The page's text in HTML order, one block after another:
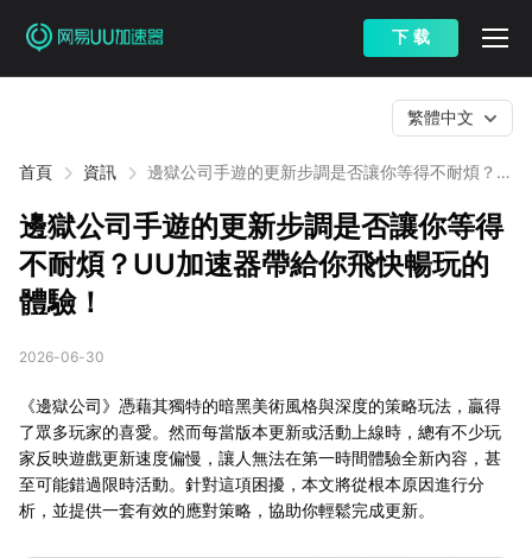
下 载
首頁 資訊
邊獄公司手遊的更新步調是否讓你等得不耐煩？
繁體中文
邊獄公司手遊的更新步調是否讓你等得
不耐煩？UU加速器帶給你飛快暢玩的
體驗！
2026-06-30
《邊獄公司》憑藉其獨特的暗黑美術風格與深度的策略玩法，贏得
了眾多玩家的喜愛。然而每當版本更新或活動上線時，總有不少玩
家反映遊戲更新速度偏慢，讓人無法在第一時間體驗全新內容，甚
至可能錯過限時活動。針對這項困擾，本文將從根本原因進行分
析，並提供一套有效的應對策略，協助你輕鬆完成更新。